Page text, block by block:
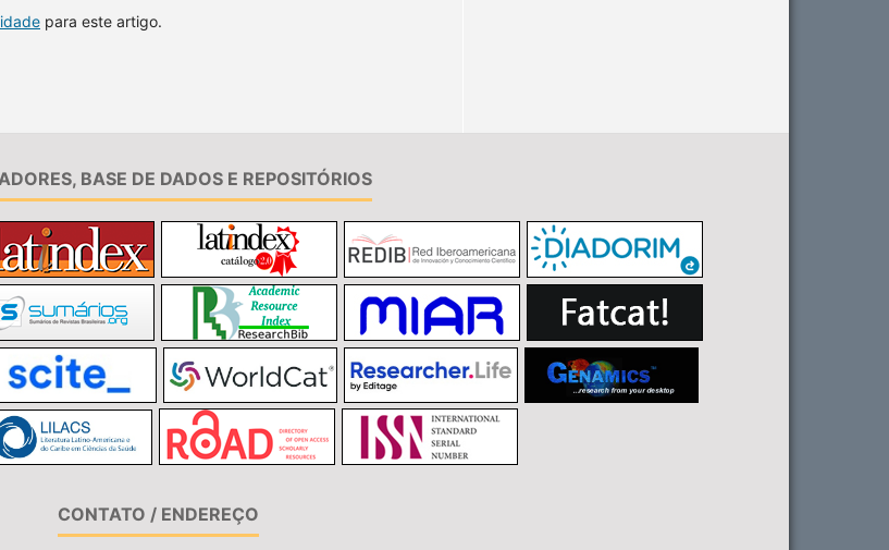
para este artigo.
BASE DE DADOS E REPOSITÓRIOS
CONTATO / ENDEREÇO